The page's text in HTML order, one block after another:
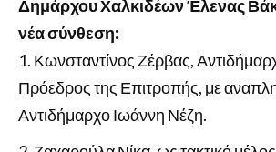
Δημάρχου Χαλκιδέων Έλενας
νέα σύνθεση:
Κωνσταντίνος Ζέρβας,
Πρόεδρος της Επιτροπής, με
Αντιδήμαρχο Ιωάννη Νέζη.